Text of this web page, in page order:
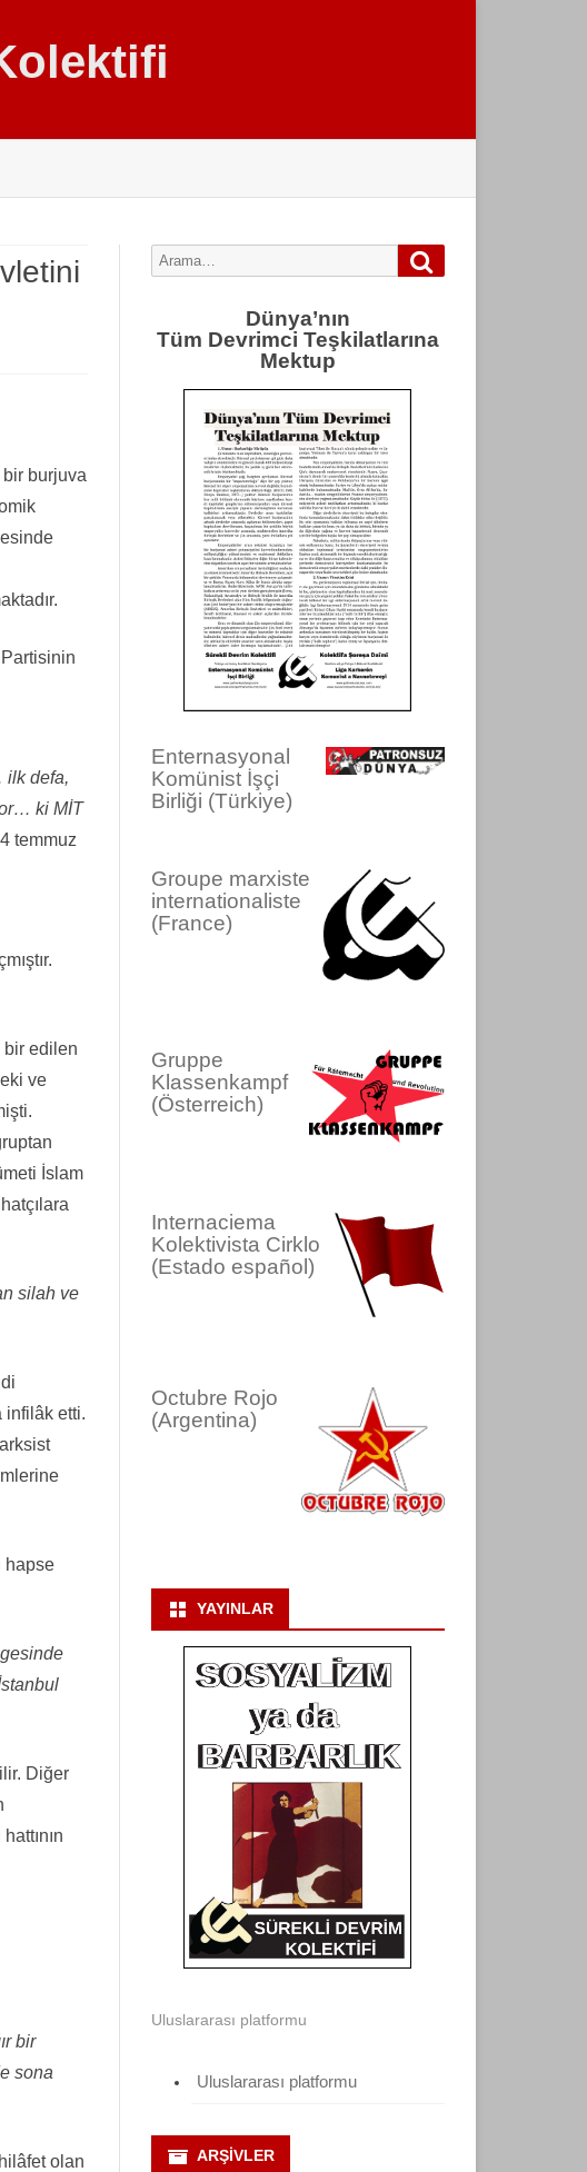
burjuva
ilk defa,
ki MİT
temmuz
bir edilen
ve
İslam
silah ve
infilâk etti.
hapse
Diğer
bir
sona
olan
Search
Dünya’nın
Tüm Devrimci Teşkilatlarına
Mektup
Enternasyonal
Komünist İşçi
Birliği (Türkiye)
Groupe marxiste
internationaliste
(France)
Gruppe
Klassenkampf
(Österreich)
Internaciema
Kolektivista Cirklo
(Estado español)
Octubre Rojo
(Argentina)
YAYINLAR
Uluslararası platformu
Uluslararası platformu
ARŞIVLER